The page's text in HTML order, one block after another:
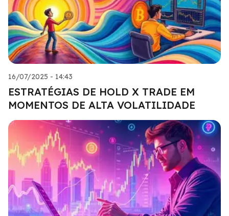
16/07/2025 - 14:43
ESTRATÉGIAS DE HOLD X TRADE EM
MOMENTOS DE ALTA VOLATILIDADE